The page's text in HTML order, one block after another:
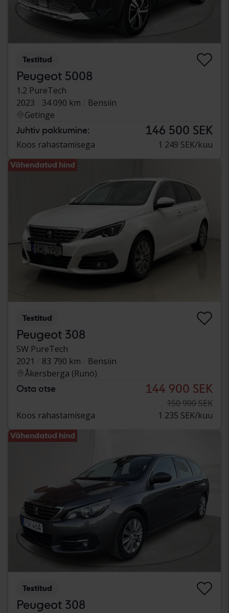
Testitud
Peugeot 5008
1.2 PureTech
2023
34 090 km
Bensiin
Getinge
Juhtiv pakkumine: 146 500 SEK
Koos rahastamisega 1 249 SEK/kuu
Vähendatud hind
Testitud
Peugeot 308
SW PureTech
2021
83 790 km
Bensiin
Åkersberga (Runö)
Osta otse 144 900 SEK
150 900 SEK
Koos rahastamisega
1 235 SEK/kuu
Vähendatud hind
Testitud
Peugeot 308